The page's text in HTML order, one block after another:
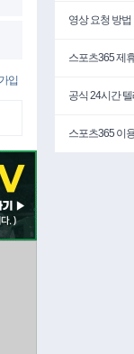
입
영상 요청 방법
스포츠365 제
공식 24시간
스포츠365 이